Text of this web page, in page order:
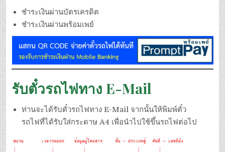
ชำระเงินผ่านบัตรเครดิต
ชำระเงินผ่านพร้อมเพย์
รับตั๋วรถไฟทาง E-Mail
ท่านจะได้รับตั๋วรถไฟทาง E-Mail จากนั้นให้พิมพ์ตั๋ว
รถไฟที่ได้รับใส่กระดาษ A4 เพื่อนำไปใช้ขึ้นรถไฟต่อไป